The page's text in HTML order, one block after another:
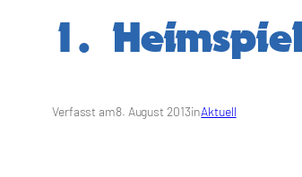
1.
Verfasst am8. August 2013inAktuell